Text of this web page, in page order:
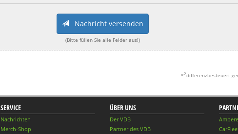
Nachricht versenden
(Bitte füllen Sie alle Felder aus!)
*2differenzbesteuert
SERVICE
Nachrichten
Merch-Shop
ÜBER UNS
Der VDB
Partner des VDB